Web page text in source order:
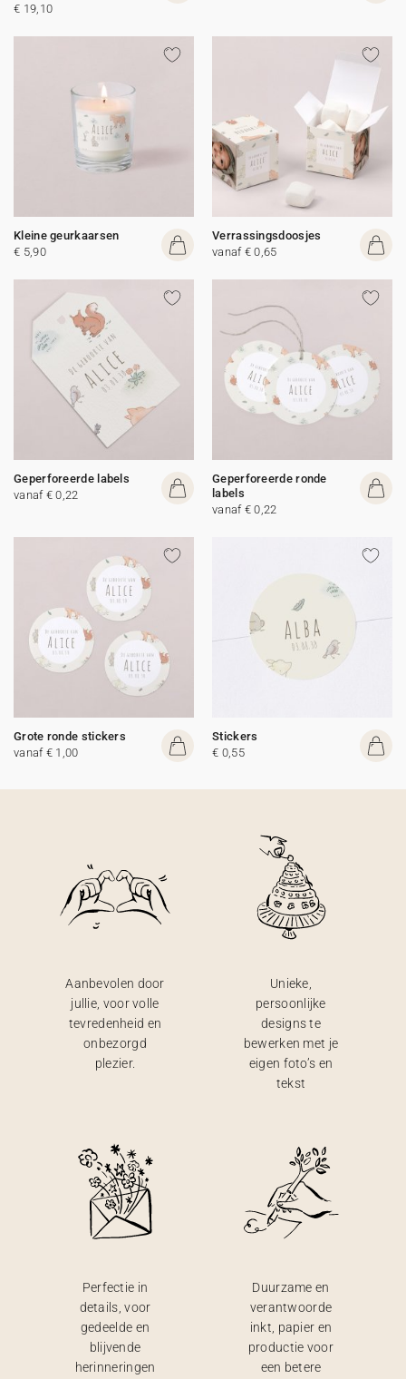
€ 19,10
Kleine geurkaarsen
€ 5,90
Verrassingsdoosjes
vanaf € 0,65
Geperforeerde labels
vanaf € 0,22
Geperforeerde ronde
labels
vanaf € 0,22
Grote ronde stickers
vanaf € 1,00
Stickers
€ 0,55
Aanbevolen door
jullie, voor volle
tevredenheid en
onbezorgd
plezier.
Unieke,
persoonlijke
designs te
bewerken met je
eigen foto’s en
tekst
Perfectie in
details, voor
gedeelde en
blijvende
herinneringen
Duurzame en
verantwoorde
inkt, papier en
productie voor
een betere